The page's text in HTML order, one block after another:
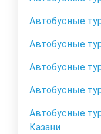
Автобусные
Автобусные
Автобусные
Автобусные
Автобусные
Казани